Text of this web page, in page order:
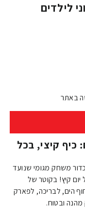
לילדים
באתר
כיף קיצי, בכל
משחק מגומי שנועד
יום קיץ! בקוטר של
הים, לבריכה, לפארק
ובטוח.